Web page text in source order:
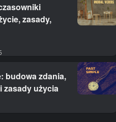
zasady,
budowa zdania,
zasady użycia